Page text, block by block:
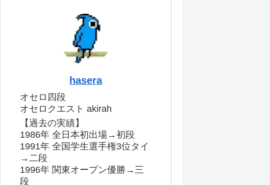
hasera
オセロ四段
オセロクエスト akirah
【過去の実績】
1986年 全日本初出場→初段
1991年 全国学生選手権3位タイ
→二段
1996年 関東オープン優勝→三
段